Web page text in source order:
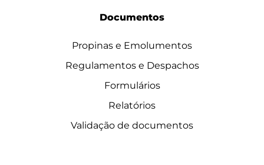
Documentos
Propinas e Emolumentos
Regulamentos e Despachos
Formulários
Relatórios
Validação de documentos